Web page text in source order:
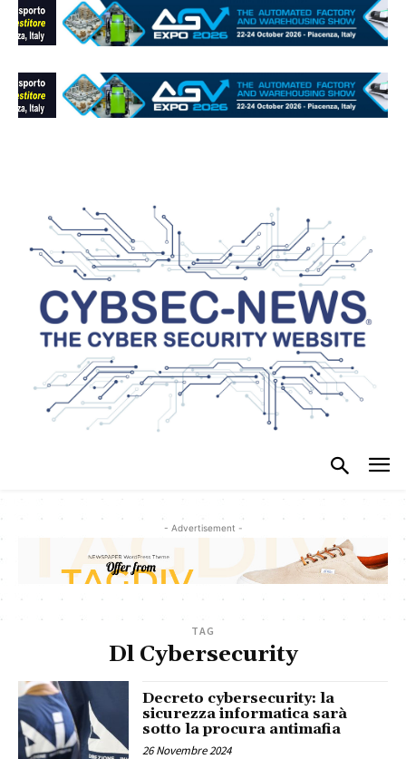
- Advertisement -
TAG
Dl Cybersecurity
Decreto cybersecurity: la
sicurezza informatica sarà
sotto la procura antimafia
26 Novembre 2024